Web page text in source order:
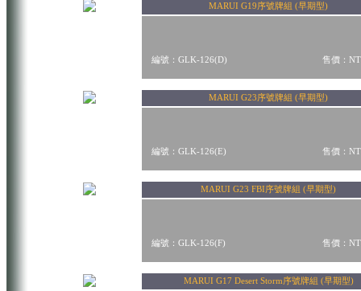
MARUI G19序號牌組 (早期型)
編號：GLK-126(D) 售價：
MARUI G23序號牌組 (早期型)
編號：GLK-126(E) 售價：
MARUI G23 FBI序號牌組 (早期型)
編號：GLK-126(F) 售價：
MARUI G17 Desert Storm序號牌組 (早期型)